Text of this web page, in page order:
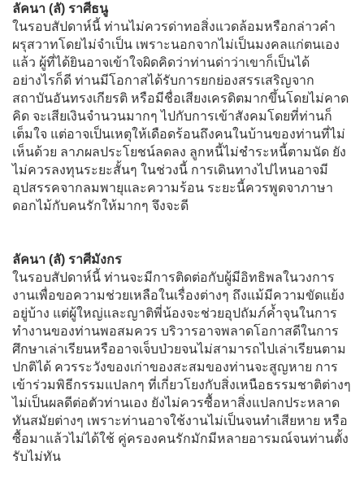
ลัคนา (ลั) ราศีธนู
ในรอบสัปดาห์นี้ ท่านไม่ควรด่าทอสิ่งแวดล้อมหรือกล่าวคำ
ผรุสวาทโดยไม่จำเป็น เพราะนอกจากไม่เป็นมงคลแก่ตนเอง
แล้ว ผู้ที่ได้ยินอาจเข้าใจผิดคิดว่าท่านด่าว่าเขาก็เป็นได้
อย่างไรก็ดี ท่านมีโอกาสได้รับการยกย่องสรรเสริญจาก
สถาบันอันทรงเกียรติ หรือมีชื่อเสียงเครดิตมากขึ้นโดยไม่คาด
คิด จะเสียเงินจำนวนมากๆ ไปกับการเข้าสังคมโดยที่ท่านก็
เต็มใจ แต่อาจเป็นเหตุให้เดือดร้อนถึงคนในบ้านของท่านที่ไม่
เห็นด้วย ลาภผลประโยชน์ลดลง ลูกหนี้ไม่ชำระหนี้ตามนัด ยัง
ไม่ควรลงทุนระยะสั้นๆ ในช่วงนี้ การเดินทางไปไหนอาจมี
อุปสรรคจากลมพายุและความร้อน ระยะนี้ควรพูดจาภาษา
ดอกไม้กับคนรักให้มากๆ จึงจะดี
ลัคนา (ลั) ราศีมังกร
ในรอบสัปดาห์นี้ ท่านจะมีการติดต่อกับผู้มีอิทธิพลในวงการ
งานเพื่อขอความช่วยเหลือในเรื่องต่างๆ ถึงแม้มีความขัดแย้ง
อยู่บ้าง แต่ผู้ใหญ่และญาติพี่น้องจะช่วยอุปถัมภ์ค้ำจุนในการ
ทำงานของท่านพอสมควร บริวารอาจพลาดโอกาสดีในการ
ศึกษาเล่าเรียนหรืออาจเจ็บป่วยจนไม่สามารถไปเล่าเรียนตาม
ปกติได้ ควรระวังของเก่าของสะสมของท่านจะสูญหาย การ
เข้าร่วมพิธีกรรมแปลกๆ ที่เกี่ยวโยงกับสิ่งเหนือธรรมชาติต่างๆ
ไม่เป็นผลดีต่อตัวท่านเอง ยังไม่ควรซื้อหาสิ่งแปลกประหลาด
ทันสมัยต่างๆ เพราะท่านอาจใช้งานไม่เป็นจนทำเสียหาย หรือ
ซื้อมาแล้วไม่ได้ใช้ คู่ครองคนรักมักมีหลายอารมณ์จนท่านตั้ง
รับไม่ทัน